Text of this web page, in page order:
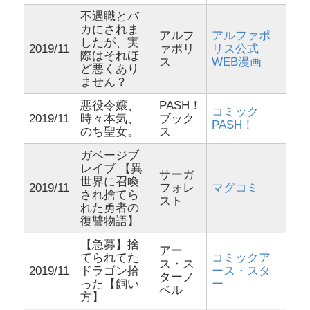
2019/11
不遇職とバ
カにされま
したが、実
際はそれほ
ど悪くあり
ません？
アルフ
ァポリ
ス
アルファポ
リス公式
WEB漫画
2019/11
悪役令嬢、
時々本気、
のち聖女。
PASH！
ブック
ス
コミック
PASH！
2019/11
ガベージブ
レイブ 【異
世界に召喚
され捨てら
れた勇者の
復讐物語】
サーガ
フォレ
スト
マグコミ
2019/11
【急募】捨
てられてた
ドラゴン拾
った【飼い
方】
アー
ス・ス
ターノ
ベル
コミックア
ース・スタ
ー